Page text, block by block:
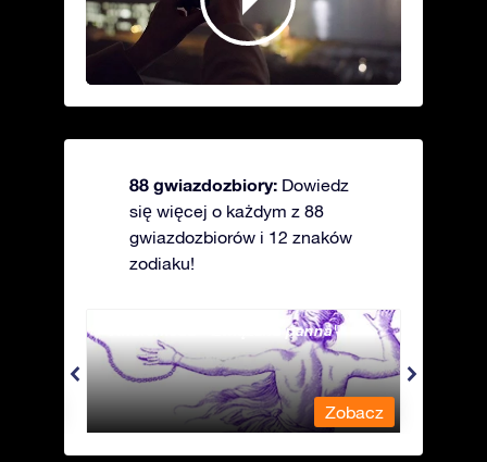
88 gwiazdozbiory: Dowiedz
się więcej o każdym z 88
gwiazdozbiorów i 12 znaków
zodiaku!
Andromeda - Związana panna
Zobacz